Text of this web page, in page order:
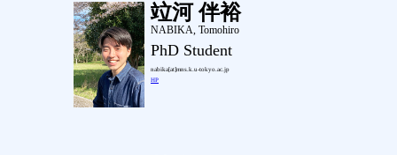
竝河 伴裕
NABIKA, Tomohiro
PhD Student
nabika[at]mns.k.u-tokyo.ac.jp
HP